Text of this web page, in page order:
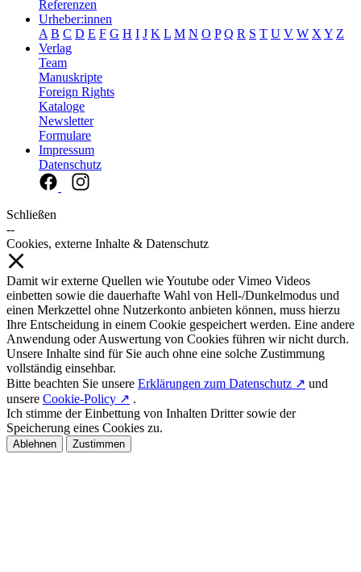
Referenzen
Urheber:innen
A B C D E F G H I J K L M N O P Q R S T U V W X Y Z
Verlag
Team
Manuskripte
Foreign Rights
Kataloge
Newsletter
Formulare
Impressum
Datenschutz
Schließen
--
Cookies, externe Inhalte & Datenschutz
Damit wir externe Quellen wie Youtube oder Vimeo Videos
einbetten sowie die dauerhafte Wahl von Hell-/Dunkelmodus und
einen Merkzettel ohne Nutzerkonto anbieten können, muss hierzu
Ihre Entscheidung in einem Cookie gespeichert werden. Eine andere
Anwendung oder Auswertung von Cookies führen wir nicht durch.
Unsere Inhalte sind für Sie auch ohne eine solche Zustimmung
vollständig einsehbar.
Bitte beachten Sie unsere Erklärungen zum Datenschutz ↗ und
unsere Cookie-Policy ↗ .
Ich stimme der Einbettung von Inhalten Dritter sowie der
Speicherung eines Cookies zu.
Ablehnen Zustimmen